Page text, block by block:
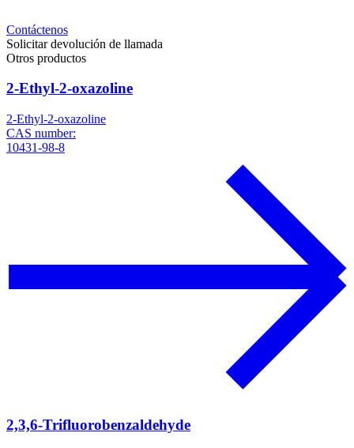
Contáctenos
Solicitar devolución de llamada
Otros productos
2-Ethyl-2-oxazoline
2-Ethyl-2-oxazoline
CAS number:
10431-98-8
2,3,6-Trifluorobenzaldehyde